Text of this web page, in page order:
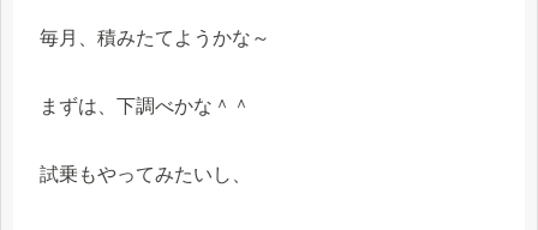
毎月、積みたてようかな～
まずは、下調べかな＾＾
試乗もやってみたいし、